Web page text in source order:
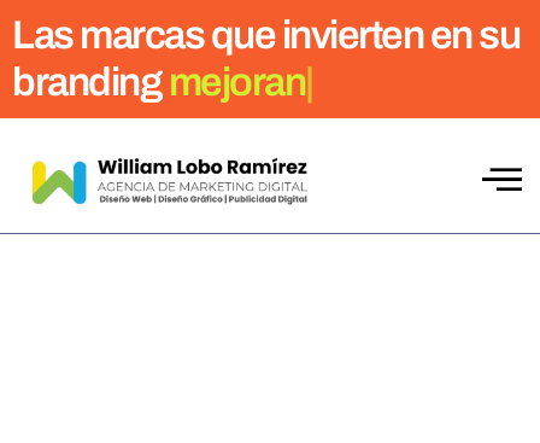
Las marcas que invierten en su
brandingcrece|